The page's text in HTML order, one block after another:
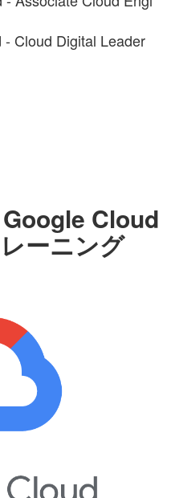
Cloud Digital Leader
Cloud
ーニング